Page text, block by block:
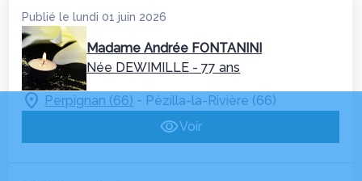
Publié le lundi 01 juin 2026
Madame Andrée FONTANINI
Née DEWIMILLE - 77 ans
Perpignan (66) - Pézilla-la-Rivière (66)
Voir